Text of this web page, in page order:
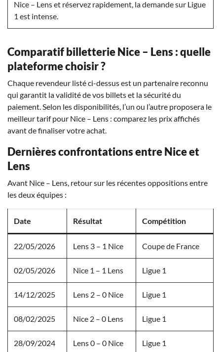
Nice – Lens et réservez rapidement, la demande sur Ligue
1 est intense.
Comparatif billetterie Nice – Lens : quelle
plateforme choisir ?
Chaque revendeur listé ci-dessus est un partenaire reconnu
qui garantit la validité de vos billets et la sécurité du
paiement. Selon les disponibilités, l’un ou l’autre proposera le
meilleur tarif pour Nice – Lens : comparez les prix affichés
avant de finaliser votre achat.
Dernières confrontations entre Nice et
Lens
Avant Nice – Lens, retour sur les récentes oppositions entre
les deux équipes :
Date Résultat Compétition
22/05/2026 Lens 3 – 1 Nice Coupe de France
02/05/2026 Nice 1 – 1 Lens Ligue 1
14/12/2025 Lens 2 – 0 Nice Ligue 1
08/02/2025 Nice 2 – 0 Lens Ligue 1
28/09/2024 Lens 0 – 0 Nice Ligue 1